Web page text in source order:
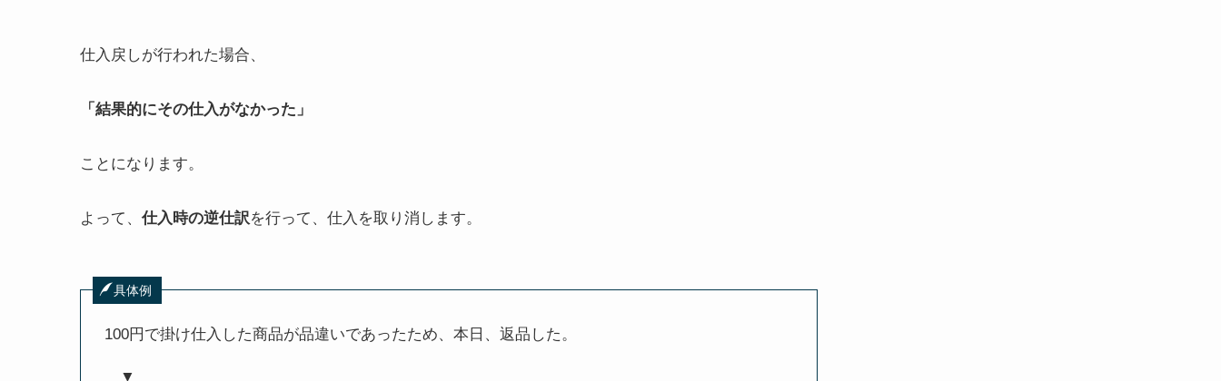
仕入戻しが行われた場合、
「結果的にその仕入がなかった」
ことになります。
よって、 仕入時の逆仕訳を行って、仕入を取り消します。
具体例
100円で掛け仕入した商品が品違いであったため、本日、返品した。
▼